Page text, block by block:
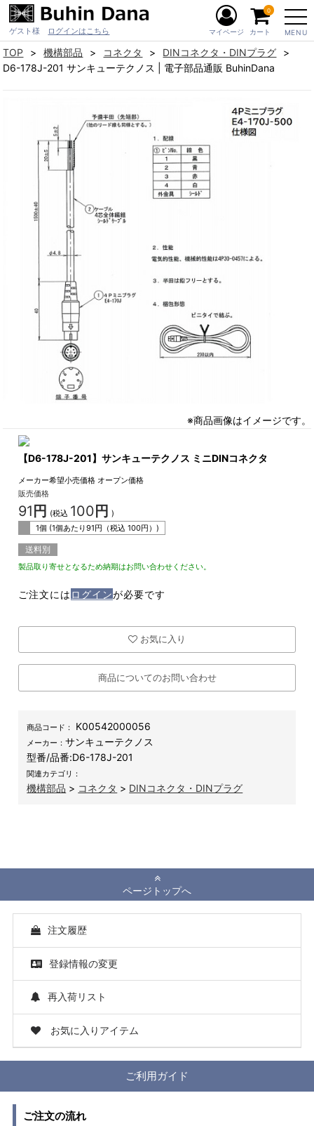
ゲスト様 ログインはこちら MENU
マイページ カート
0
TOP 機構部品 コネクタ
DINコネクタ・DINプラグ
D6-178J-201 サンキューテクノス | 電子部品通販 BuhinDana
※商品画像はイメージです。
【D6-178J-201】サンキューテクノス ミニDINコネクタ
メーカー希望小売価格 オープン価格
販売価格
91 円 (税込 100 円 )
1個 (1個あたり91円（税込100円）)
送料別
製品取り寄せとなるため納期はお問い合わせください。
ご注文には ログインが必要です
お気に入り
商品についてのお問い合わせ
商品コード： K00542000056
メーカー：サンキューテクノス
型番/品番:D6-178J-201
関連カテゴリ：
機構部品 > コネクタ > DINコネクタ・DINプラグ
ページトップへ
注文履歴
登録情報の変更
再入荷リスト
お気に入りアイテム
ご利用ガイド
ご注文の流れ